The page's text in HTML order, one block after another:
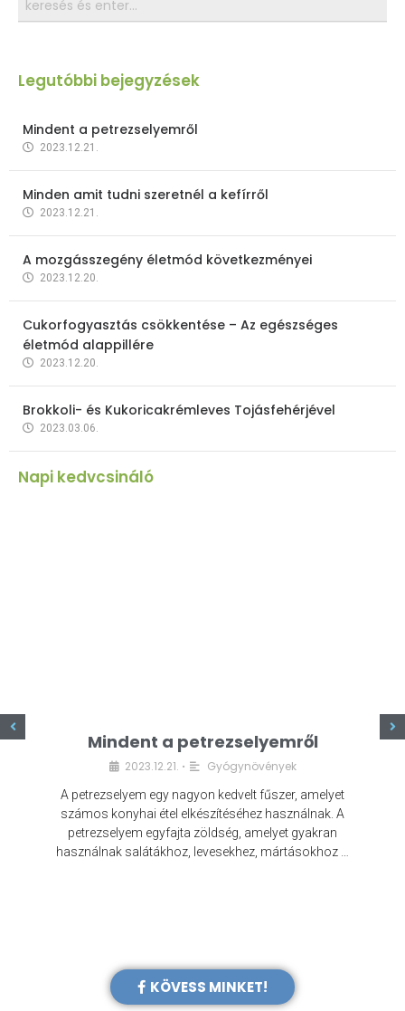
Legutóbbi bejegyzések
Mindent a petrezselyemről
2023.12.21.
Minden amit tudni szeretnél a kefírről
2023.12.21.
A mozgásszegény életmód következményei
2023.12.20.
Cukorfogyasztás csökkentése – Az egészséges
életmód alappillére
2023.12.20.
Brokkoli- és Kukoricakrémleves Tojásfehérjével
2023.03.06.
Napi kedvcsináló
Mindent a petrezselyemről
2023.12.21. • Gyógynövények
A petrezselyem egy nagyon kedvelt fűszer, amelyet
számos konyhai étel elkészítéséhez használnak. A
petrezselyem egyfajta zöldség, amelyet gyakran
használnak salátákhoz, levesekhez, mártásokhoz …
KÖVESS MINKET!